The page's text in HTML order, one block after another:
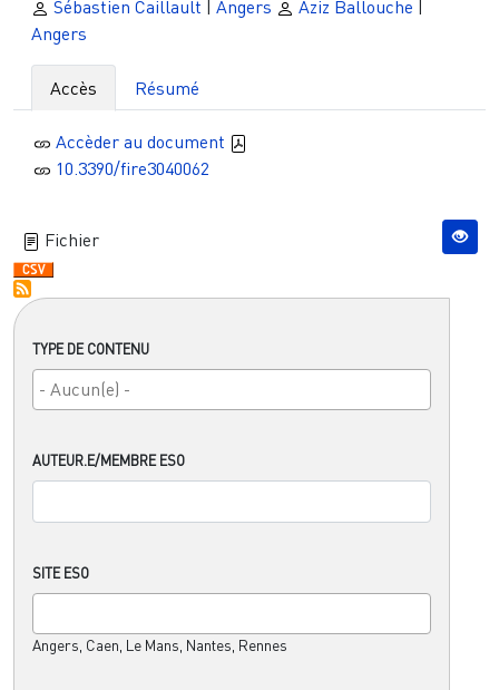
TYPE DE CONTENU
AUTEUR.E/MEMBRE ESO
SITE ESO
Angers, Caen, Le Mans, Nantes, Rennes
Sébastien Caillault Angers Aziz Ballouche
Angers
Accès Résumé
Accèder au document
10.3390/fire3040062
Fichier